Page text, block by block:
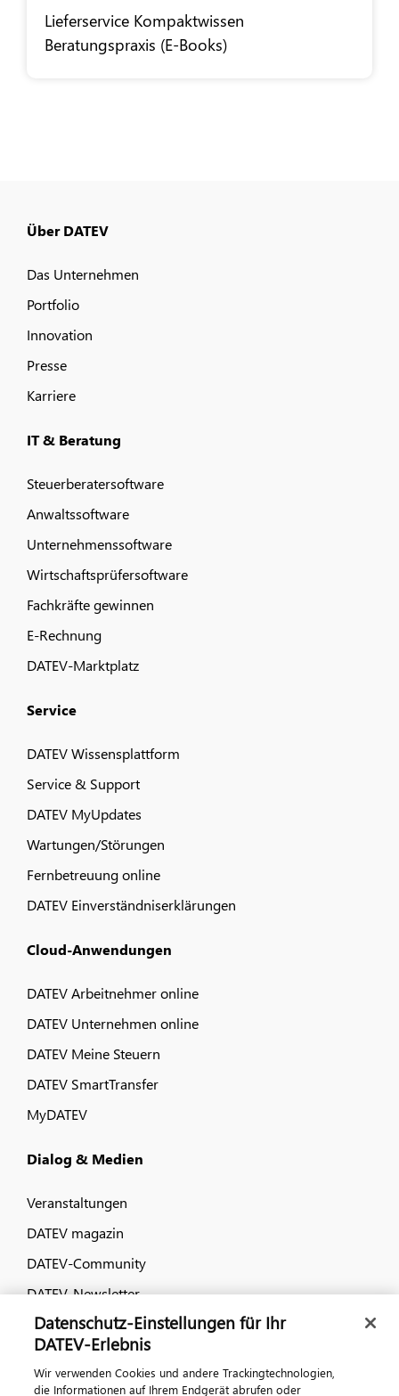
Lieferservice Kompaktwissen
Beratungspraxis (E-Books)
Über DATEV
Das Unternehmen
Portfolio
Innovation
Presse
Karriere
IT & Beratung
Steuerberatersoftware
Anwaltssoftware
Unternehmenssoftware
Wirtschaftsprüfersoftware
Fachkräfte gewinnen
E-Rechnung
DATEV-Marktplatz
Service
DATEV Wissensplattform
Service & Support
DATEV MyUpdates
Wartungen/Störungen
Fernbetreuung online
DATEV Einverständniserklärungen
Cloud-Anwendungen
DATEV Arbeitnehmer online
DATEV Unternehmen online
DATEV Meine Steuern
DATEV SmartTransfer
MyDATEV
Dialog & Medien
Veranstaltungen
DATEV magazin
DATEV-Community
DATEV-Newsletter
Kontaktieren Sie uns
Datenschutz-Einstellungen für Ihr
DATEV-Erlebnis
Wir verwenden Cookies und andere Trackingtechnologien,
die Informationen auf Ihrem Endgerät abrufen oder